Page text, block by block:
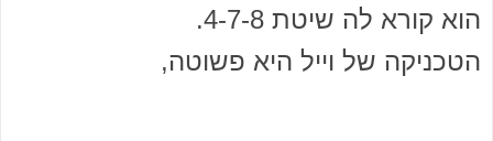
הוא קורא לה שיטת 4-7-8.
הטכניקה של וייל היא פשוטה,